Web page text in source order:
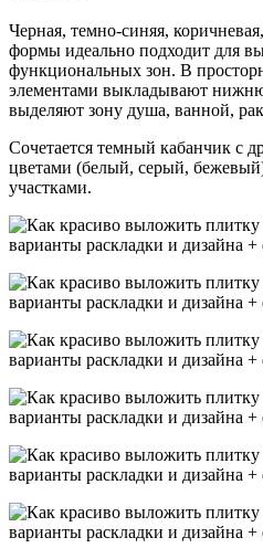
Черная, темно-синяя,
формы идеально подходит для
функциональных зон. В
элементами выкладывают
выделяют зону душа, ванной,
Сочетается темный кабанчик с
цветами (белый, серый,
участками.